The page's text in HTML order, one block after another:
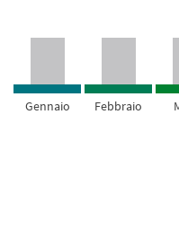
Gennaio Febbraio